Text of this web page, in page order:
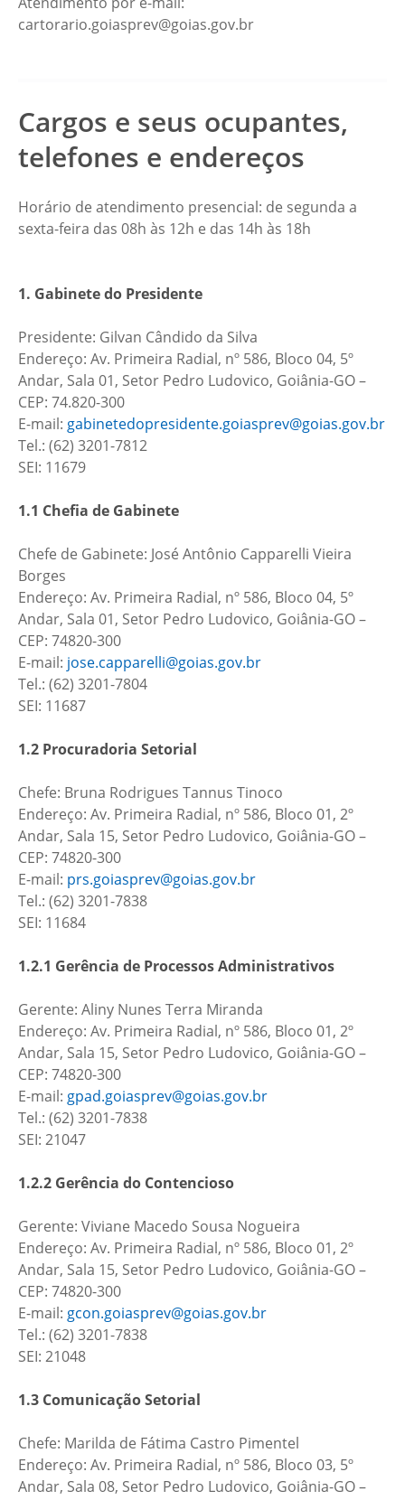
cartorario.goiasprev@goias.gov.br
Cargos e seus ocupantes,
telefones e endereços
Horário de atendimento presencial: de segunda a
sexta-feira das 08h às 12h e das 14h às 18h
1. Gabinete do Presidente
Presidente: Gilvan Cândido da Silva
Endereço: Av. Primeira Radial, nº 586, Bloco 04, 5º
Andar, Sala 01, Setor Pedro Ludovico, Goiânia-GO –
CEP: 74.820-300
E-mail: gabinetedopresidente.goiasprev@goias.gov.br
Tel.: (62) 3201-7812
SEI: 11679
1.1 Chefia de Gabinete
Chefe de Gabinete: José Antônio Capparelli Vieira
Borges
Endereço: Av. Primeira Radial, nº 586, Bloco 04, 5º
Andar, Sala 01, Setor Pedro Ludovico, Goiânia-GO –
CEP: 74820-300
E-mail: jose.capparelli@goias.gov.br
Tel.: (62) 3201-7804
SEI: 11687
1.2 Procuradoria Setorial
Chefe: Bruna Rodrigues Tannus Tinoco
Endereço: Av. Primeira Radial, nº 586, Bloco 01, 2º
Andar, Sala 15, Setor Pedro Ludovico, Goiânia-GO –
CEP: 74820-300
E-mail: prs.goiasprev@goias.gov.br
Tel.: (62) 3201-7838
SEI: 11684
1.2.1 Gerência de Processos Administrativos
Gerente: Aliny Nunes Terra Miranda
Endereço: Av. Primeira Radial, nº 586, Bloco 01, 2º
Andar, Sala 15, Setor Pedro Ludovico, Goiânia-GO –
CEP: 74820-300
E-mail: gpad.goiasprev@goias.gov.br
Tel.: (62) 3201-7838
SEI: 21047
1.2.2 Gerência do Contencioso
Gerente: Viviane Macedo Sousa Nogueira
Endereço: Av. Primeira Radial, nº 586, Bloco 01, 2º
Andar, Sala 15, Setor Pedro Ludovico, Goiânia-GO –
CEP: 74820-300
E-mail: gcon.goiasprev@goias.gov.br
Tel.: (62) 3201-7838
SEI: 21048
1.3 Comunicação Setorial
Chefe: Marilda de Fátima Castro Pimentel
Endereço: Av. Primeira Radial, nº 586, Bloco 03, 5º
Andar, Sala 08, Setor Pedro Ludovico, Goiânia-GO –